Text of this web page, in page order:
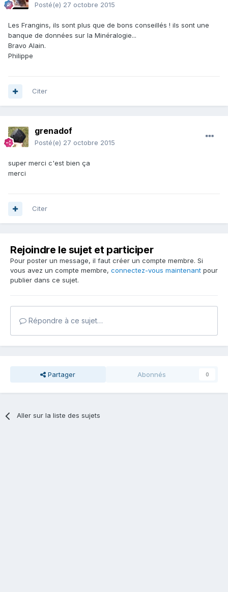
Posté(e) 27 octobre 2015
Les Frangins, ils sont plus que de bons conseillés ! ils sont une
banque de données sur la Minéralogie...
Bravo Alain.
Philippe
Citer
grenadof
Posté(e) 27 octobre 2015
super merci c'est bien ça
merci
Citer
Rejoindre le sujet et participer
Pour poster un message, il faut créer un compte membre. Si
vous avez un compte membre, connectez-vous maintenant pour
publier dans ce sujet.
Répondre à ce sujet…
Partager Abonnés 0
Aller sur la liste des sujets